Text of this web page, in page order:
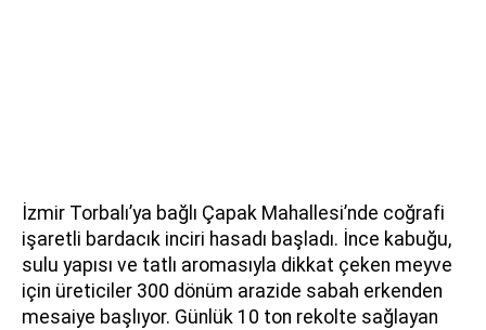
İzmir Torbalı’ya bağlı Çapak Mahallesi’nde coğrafi
işaretli bardacık inciri hasadı başladı. İnce kabuğu,
sulu yapısı ve tatlı aromasıyla dikkat çeken meyve
için üreticiler 300 dönüm arazide sabah erkenden
mesaiye başlıyor. Günlük 10 ton rekolte sağlayan